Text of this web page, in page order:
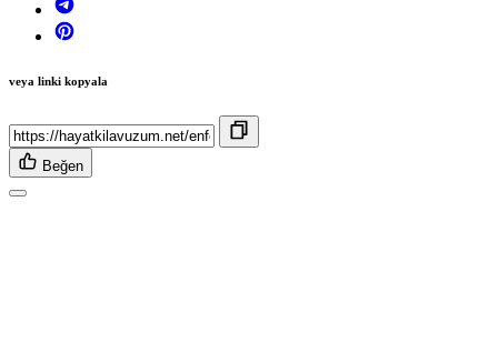
veya linki kopyala
Beğen